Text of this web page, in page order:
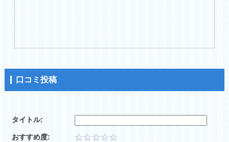
口コミ投稿
タイトル:
おすすめ度: